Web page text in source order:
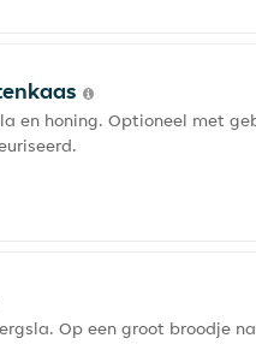
en honing. Optioneel met
Op een groot broodje